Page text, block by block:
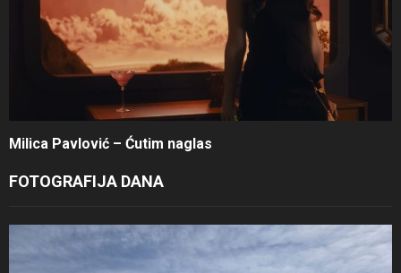
Milica Pavlović – Ćutim naglas
FOTOGRAFIJA DANA